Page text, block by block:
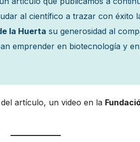
al científico a trazar con éxito
la Huerta su generosidad al
emprender en biotecnología y
artículo, un video en la